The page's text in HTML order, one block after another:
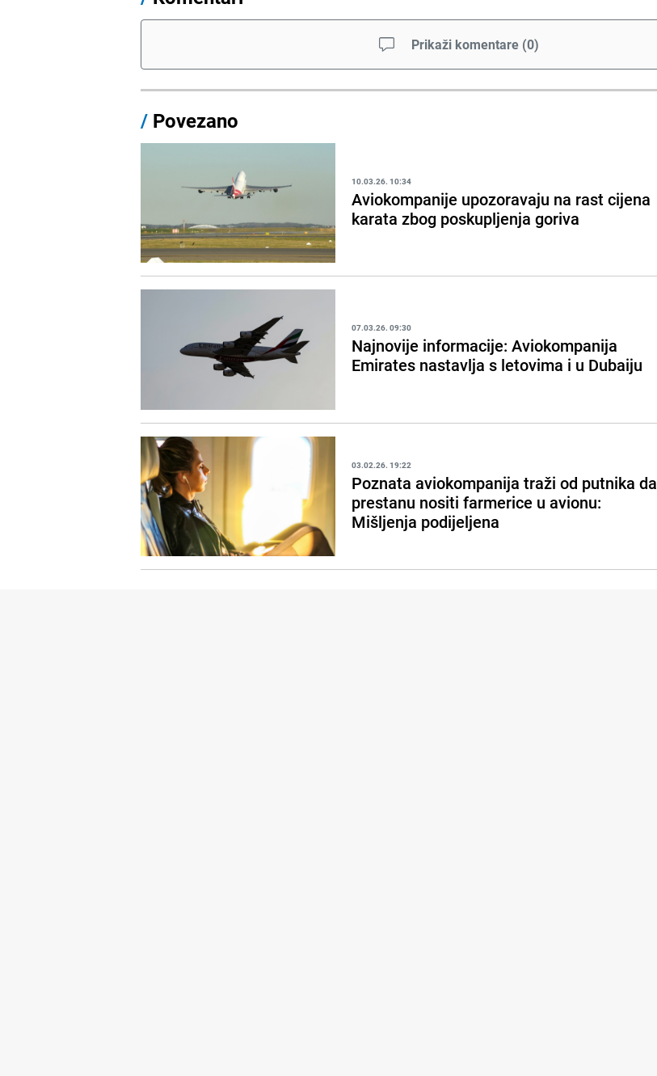
Prikaži komentare (0)
/ Povezano
10.03.26. 10:34
Aviokompanije upozoravaju na rast cijena
karata zbog poskupljenja goriva
07.03.26. 09:30
Najnovije informacije: Aviokompanija
Emirates nastavlja s letovima i u Dubaiju
03.02.26. 19:22
Poznata aviokompanija traži od putnika da
prestanu nositi farmerice u avionu:
Mišljenja podijeljena